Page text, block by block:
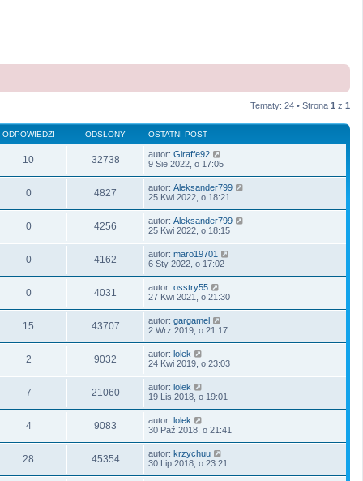
Tematy: 24 • Strona 1 z 1
ODPOWIEDZI ODSŁONY OSTATNI POST
10 32738 autor: Giraffe92
9 Sie 2022, o 17:05
0 4827 autor: Aleksander799
25 Kwi 2022, o 18:21
0 4256 autor: Aleksander799
25 Kwi 2022, o 18:15
0 4162 autor: maro19701
6 Sty 2022, o 17:02
0 4031 autor: osstry55
27 Kwi 2021, o 21:30
15 43707 autor: gargamel
2 Wrz 2019, o 21:17
2 9032 autor: lolek
24 Kwi 2019, o 23:03
7 21060 autor: lolek
19 Lis 2018, o 19:01
4 9083 autor: lolek
30 Paź 2018, o 21:41
28 45354 autor: krzychuu
30 Lip 2018, o 23:21